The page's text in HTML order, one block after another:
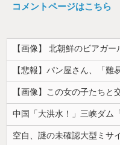
コメントページはこちら
【画像】 北朝鮮のビアガ
【悲報】パン屋さん、「難
【画像】この女の子たちと